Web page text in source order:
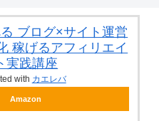
ブログ×サイト運営
稼げるアフィリエイ
実践講座
with カエレバ
Amazon